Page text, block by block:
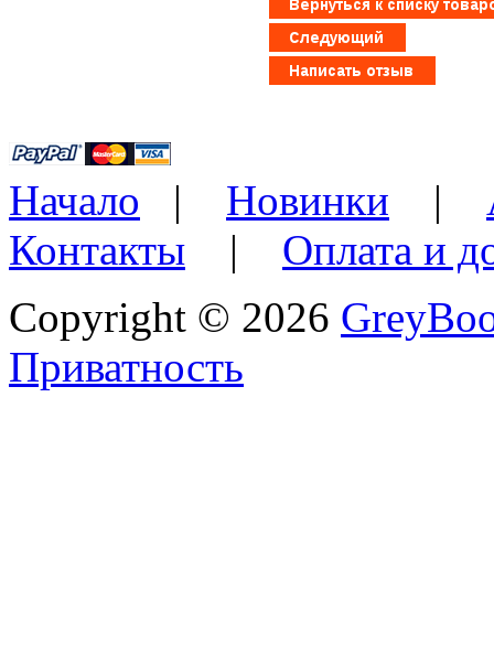
Начало | Новинки |
Контакты | Оплата и
Copyright © 2026
Приватность